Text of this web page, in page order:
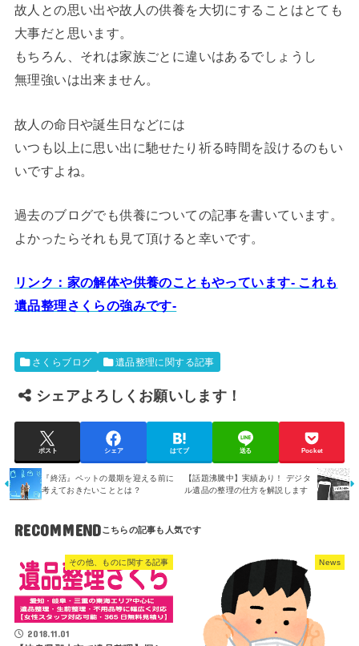
故人との思い出や故人の供養を大切にすることはとても
大事だと思います。
もちろん、それは家族ごとに違いはあるでしょうし
無理強いは出来ません。
故人の命日や誕生日などには
いつも以上に思い出に馳せたり祈る時間を設けるのもい
いですよね。
過去のブログでも供養についての記事を書いています。
よかったらそれも見て頂けると幸いです。
リンク：家の解体や供養のこともやっています- これも
遺品整理さくらの強みです-
さくらブログ 遺品整理に関する記事
シェアよろしくお願いします！
ポスト シェア はてブ 送る Pocket
『終活』ペットの最期を迎える前に
考えておきたいこととは？
【話題沸騰中】実績あり！ デジタ
ル遺品の整理の仕方を解説します
RECOMMEND
その他、ものに関する記事
2018.11.01
News